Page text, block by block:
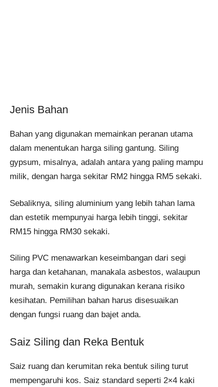
Jenis Bahan
Bahan yang digunakan memainkan peranan utama
dalam menentukan harga siling gantung. Siling
gypsum, misalnya, adalah antara yang paling mampu
milik, dengan harga sekitar RM2 hingga RM5 sekaki.
Sebaliknya, siling aluminium yang lebih tahan lama
dan estetik mempunyai harga lebih tinggi, sekitar
RM15 hingga RM30 sekaki.
Siling PVC menawarkan keseimbangan dari segi
harga dan ketahanan, manakala asbestos, walaupun
murah, semakin kurang digunakan kerana risiko
kesihatan. Pemilihan bahan harus disesuaikan
dengan fungsi ruang dan bajet anda.
Saiz Siling dan Reka Bentuk
Saiz ruang dan kerumitan reka bentuk siling turut
mempengaruhi kos. Saiz standard seperti 2×4 kaki